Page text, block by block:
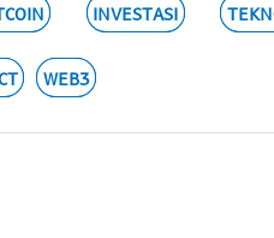
INVESTASI
WEB3